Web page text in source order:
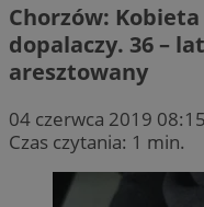
Chorzów: Kobieta
dopalaczy. 36 –
aresztowany
04 czerwca 2019 08:15
Czas czytania: 1 min.